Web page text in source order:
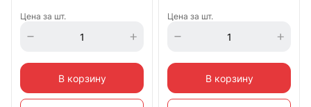
Цена за шт.
В корзину
Цена за шт.
В корзину